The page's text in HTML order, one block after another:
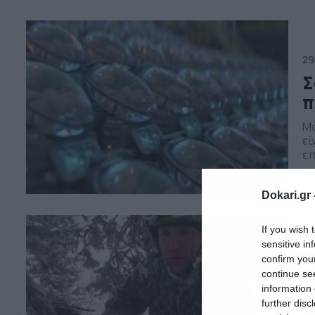
Dokari.gr
If you wish
sensitive
confirm
continue
information
further